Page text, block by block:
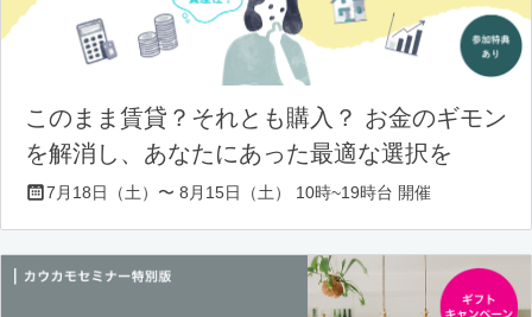
このまま賃貸？それとも購入？ お金のギモン
を解消し、あなたにあった最適な選択を
7月18日（土）〜 8月15日（土） 10時~19時台 開催